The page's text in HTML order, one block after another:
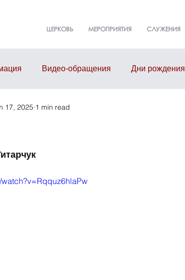
ЦЕРКОВЬ МЕРОПРИЯТИЯ СЛУЖЕНИЯ
Видео-обращения Дни рождения
События Event
17, 2025 1 min read